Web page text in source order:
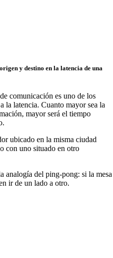
y destino en la latencia de una
comunicación es uno de los
la latencia. Cuanto mayor sea la
mayor será el tiempo
ubicado en la misma ciudad
con uno situado en otro
analogía del ping-pong: si la mesa
ir de un lado a otro.